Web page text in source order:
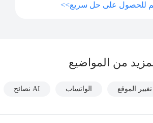
للحصول على حل سريع>>
من المواضيع
تغيير الموقع الواتساب AI نصائح